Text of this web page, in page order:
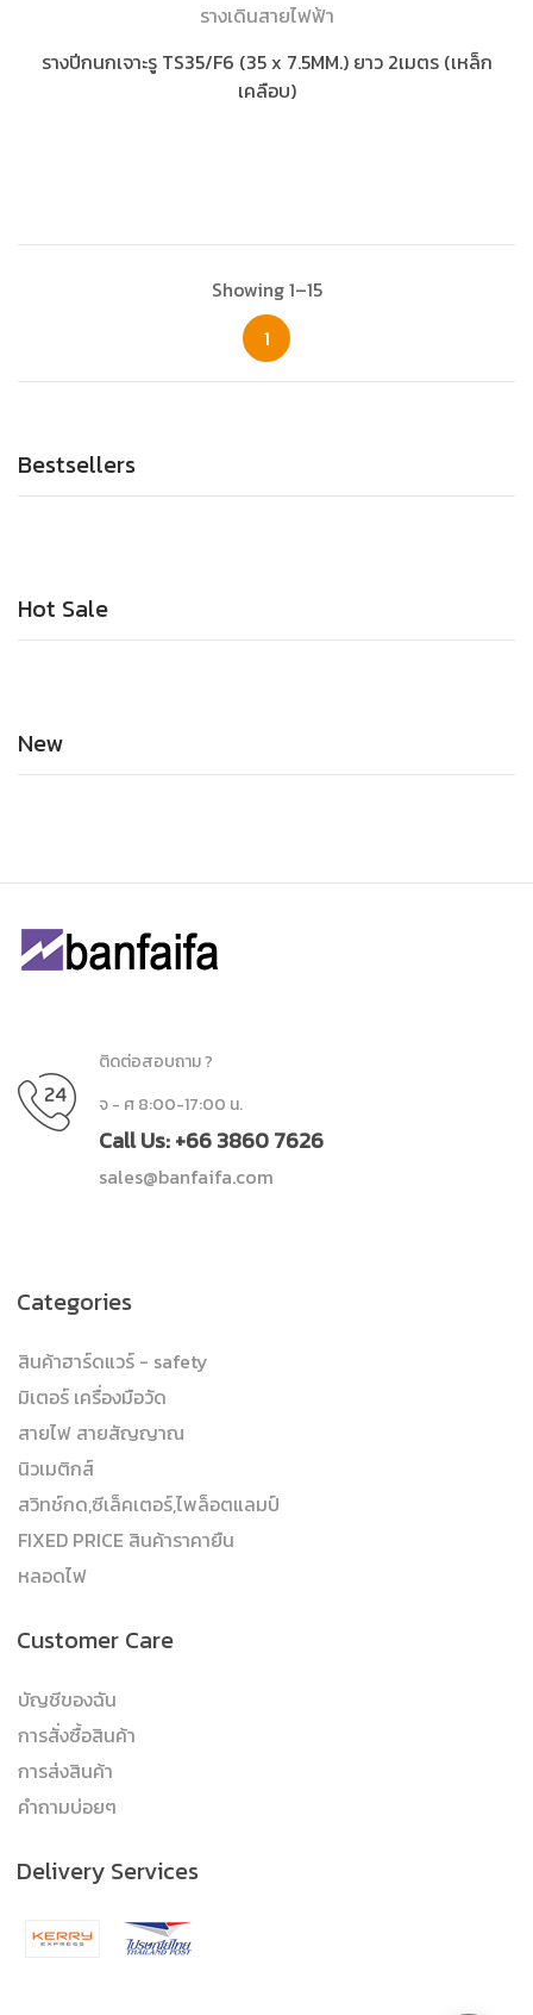
รางเดินสายไฟฟ้า
รางปีกนกเจาะรู TS35/F6 (35 x 7.5MM.) ยาว 2เมตร (เหล็ก
เคลือบ)
Showing 1–15
1
Bestsellers
Hot Sale
New
ติดต่อสอบถาม ?
จ - ศ 8:00-17:00 น.
Call Us: +66 3860 7626
sales@banfaifa.com
Categories
สินค้าฮาร์ดแวร์ - safety
มิเตอร์ เครื่องมือวัด
สายไฟ สายสัญญาณ
นิวเมติกส์
สวิทช์กด,ซีเล็คเตอร์,ไพล็อตแลมป์
FIXED PRICE สินค้าราคายืน
หลอดไฟ
Customer Care
บัญชีของฉัน
การสั่งซื้อสินค้า
การส่งสินค้า
คำถามบ่อยๆ
Delivery Services